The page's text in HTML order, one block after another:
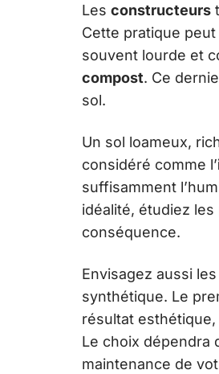
Les constructeurs
Cette pratique
souvent lourde et
compost. Ce
sol.
Un sol loameux,
considéré comme l’
suffisamment
idéalité, étudiez
conséquence.
Envisagez aussi les
synthétique. Le
résultat
Le choix dépendra
maintenance de